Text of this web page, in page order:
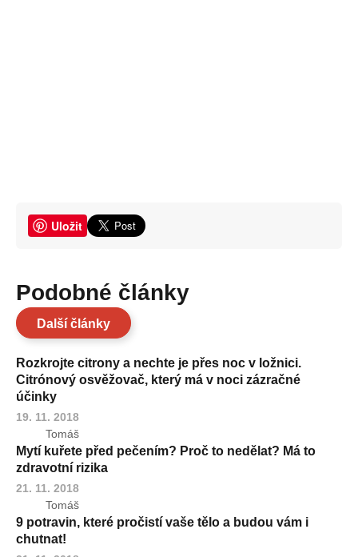
Uložit
Podobné články
Další články
Rozkrojte citrony a nechte je přes noc v ložnici.
Citrónový osvěžovač, který má v noci zázračné
účinky
19. 11. 2018
Tomáš
Mytí kuřete před pečením? Proč to nedělat? Má to
zdravotní rizika
21. 11. 2018
Tomáš
9 potravin, které pročistí vaše tělo a budou vám i
chutnat!